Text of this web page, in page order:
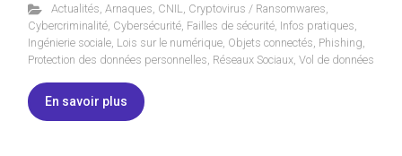
Actualités Arnaques CNIL Cryptovirus / Ransomwares
Cybercriminalité Cybersécurité Failles de sécurité Infos pratiques
Ingénierie sociale Lois sur le numérique Objets connectés Phishing
Protection des données personnelles Réseaux Sociaux Vol de données
En savoir plus